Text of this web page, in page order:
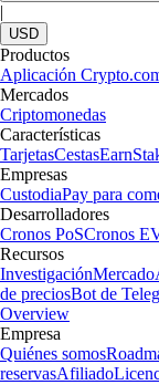
|
USD
Productos
Aplicación
Mercados
Criptomonedas
Características
TarjetasCestasEarn
Empresas
CustodiaPay para
Desarrolladores
Cronos PoSCronos
Recursos
InvestigaciónMercado
de preciosBot de
Overview
Empresa
Quiénes somos
reservasAfiliado